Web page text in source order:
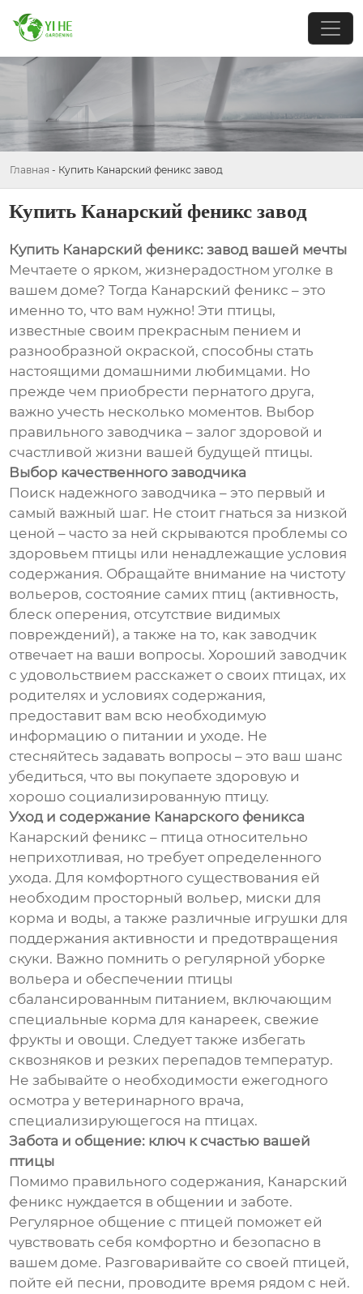
Главная - Купить Канарский феникс завод
Купить Канарский феникс завод
Купить Канарский феникс: завод вашей мечты
Мечтаете о ярком, жизнерадостном уголке в
вашем доме? Тогда Канарский феникс – это
именно то, что вам нужно! Эти птицы,
известные своим прекрасным пением и
разнообразной окраской, способны стать
настоящими домашними любимцами. Но
прежде чем приобрести пернатого друга,
важно учесть несколько моментов. Выбор
правильного заводчика – залог здоровой и
счастливой жизни вашей будущей птицы.
Выбор качественного заводчика
Поиск надежного заводчика – это первый и
самый важный шаг. Не стоит гнаться за низкой
ценой – часто за ней скрываются проблемы со
здоровьем птицы или ненадлежащие условия
содержания. Обращайте внимание на чистоту
вольеров, состояние самих птиц (активность,
блеск оперения, отсутствие видимых
повреждений), а также на то, как заводчик
отвечает на ваши вопросы. Хороший заводчик
с удовольствием расскажет о своих птицах, их
родителях и условиях содержания,
предоставит вам всю необходимую
информацию о питании и уходе. Не
стесняйтесь задавать вопросы – это ваш шанс
убедиться, что вы покупаете здоровую и
хорошо социализированную птицу.
Уход и содержание Канарского феникса
Канарский феникс – птица относительно
неприхотливая, но требует определенного
ухода. Для комфортного существования ей
необходим просторный вольер, миски для
корма и воды, а также различные игрушки для
поддержания активности и предотвращения
скуки. Важно помнить о регулярной уборке
вольера и обеспечении птицы
сбалансированным питанием, включающим
специальные корма для канареек, свежие
фрукты и овощи. Следует также избегать
сквозняков и резких перепадов температур.
Не забывайте о необходимости ежегодного
осмотра у ветеринарного врача,
специализирующегося на птицах.
Забота и общение: ключ к счастью вашей
птицы
Помимо правильного содержания, Канарский
феникс нуждается в общении и заботе.
Регулярное общение с птицей поможет ей
чувствовать себя комфортно и безопасно в
вашем доме. Разговаривайте со своей птицей,
пойте ей песни, проводите время рядом с ней.